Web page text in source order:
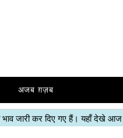
अजब ग़ज़ब